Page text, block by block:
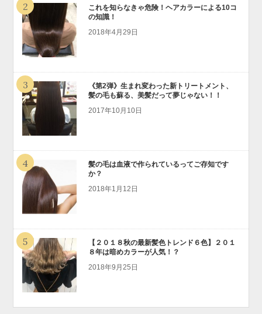
2
これを知らなきゃ危険！ヘアカラーによる10コ
の知識！
2018年4月29日
3
《第2弾》生まれ変わった新トリートメント、
髪の毛も蘇る、美髪だって夢じゃない！！
2017年10月10日
4
髪の毛は血液で作られているってご存知です
か？
2018年1月12日
5
【２０１８秋の最新髪色トレンド６色】２０１
８年は暗めカラーが人気！？
2018年9月25日